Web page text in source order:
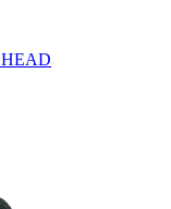
HEAD